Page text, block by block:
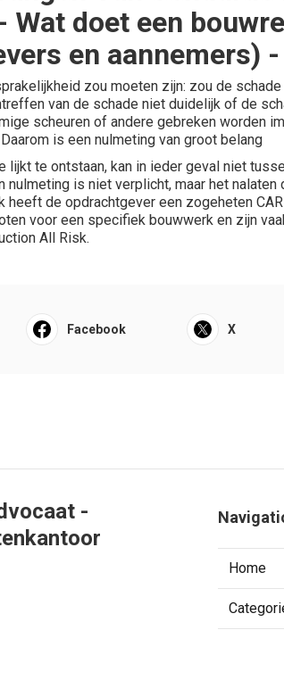
Wat doet een
en aannemers)
zou moeten zijn: zou de
van de schade niet duidelijk of de
scheuren of andere gebreken worden
is een nulmeting van groot belang
lijkt te ontstaan, kan in ieder geval niet
nulmeting is niet verplicht, maar het
heeft de opdrachtgever een zogeheten
voor een specifiek bouwwerk en zijn
All Risk.
Facebook X
-
Home